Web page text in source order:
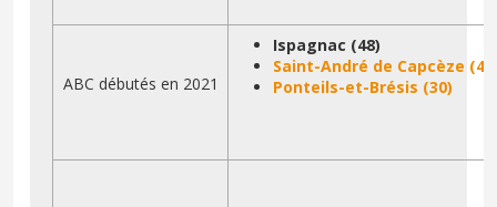
ABC débutés en 2021
Ispagnac (48)
Saint-André de Capcèze
Ponteils-et-Brésis (30)